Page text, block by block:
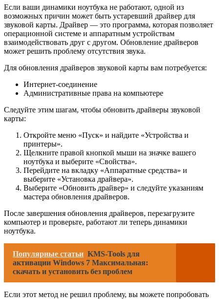
Если ваши динамики ноутбука не работают, одной из
возможных причин может быть устаревший драйвер для
звуковой карты. Драйвер — это программа, которая позволяет
операционной системе и аппаратным устройствам
взаимодействовать друг с другом. Обновление драйверов
может решить проблему отсутствия звука.
Для обновления драйверов звуковой карты вам потребуется:
Интернет-соединение
Административные права на компьютере
Следуйте этим шагам, чтобы обновить драйверы звуковой
карты:
Откройте меню «Пуск» и найдите «Устройства и
принтеры».
Щелкните правой кнопкой мыши на значке вашего
ноутбука и выберите «Свойства».
Перейдите на вкладку «Аппаратные средства» и
выберите «Установка драйвера».
Выберите «Обновить драйвер» и следуйте указаниям
мастера обновления драйверов.
После завершения обновления драйверов, перезагрузите
компьютер и проверьте, работают ли теперь динамики
ноутбука.
Популярные статьи KMS-Tools для
активации Windows 7 Максимальная:
скачать и установить без проблем
Если этот метод не решил проблему, вы можете попробовать